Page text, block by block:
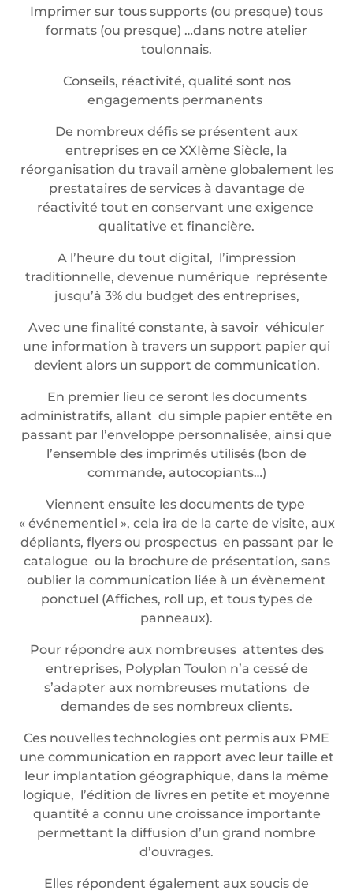
Imprimer sur tous supports (ou presque) tous
formats (ou presque) …dans notre atelier
toulonnais.
Conseils, réactivité, qualité sont nos
engagements permanents
De nombreux défis se présentent aux
entreprises en ce XXIème Siècle, la
réorganisation du travail amène globalement les
prestataires de services à davantage de
réactivité tout en conservant une exigence
qualitative et financière.
A l’heure du tout digital, l’impression
traditionnelle, devenue numérique représente
jusqu’à 3% du budget des entreprises,
Avec une finalité constante, à savoir véhiculer
une information à travers un support papier qui
devient alors un support de communication.
En premier lieu ce seront les documents
administratifs, allant du simple papier entête en
passant par l’enveloppe personnalisée, ainsi que
l’ensemble des imprimés utilisés (bon de
commande, autocopiants…)
Viennent ensuite les documents de type
« événementiel », cela ira de la carte de visite, aux
dépliants, flyers ou prospectus en passant par le
catalogue ou la brochure de présentation, sans
oublier la communication liée à un évènement
ponctuel (Affiches, roll up, et tous types de
panneaux).
Pour répondre aux nombreuses attentes des
entreprises, Polyplan Toulon n’a cessé de
s’adapter aux nombreuses mutations de
demandes de ses nombreux clients.
Ces nouvelles technologies ont permis aux PME
une communication en rapport avec leur taille et
leur implantation géographique, dans la même
logique, l’édition de livres en petite et moyenne
quantité a connu une croissance importante
permettant la diffusion d’un grand nombre
d’ouvrages.
Elles répondent également aux soucis de